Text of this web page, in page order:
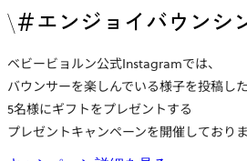
\＃エンジョイバウンシ
ベビービョルン公式Instagramでは、
バウンサーを楽しんでいる様子を投稿し
5名様にギフトをプレゼントする
プレゼントキャンペーンを開催しており